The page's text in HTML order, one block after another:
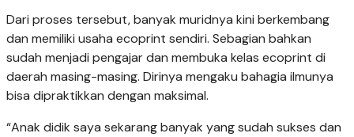
Dari proses tersebut, banyak muridnya kini berkembang
dan memiliki usaha ecoprint sendiri. Sebagian bahkan
sudah menjadi pengajar dan membuka kelas ecoprint di
daerah masing-masing. Dirinya mengaku bahagia ilmunya
bisa dipraktikkan dengan maksimal.
“Anak didik saya sekarang banyak yang sudah sukses dan